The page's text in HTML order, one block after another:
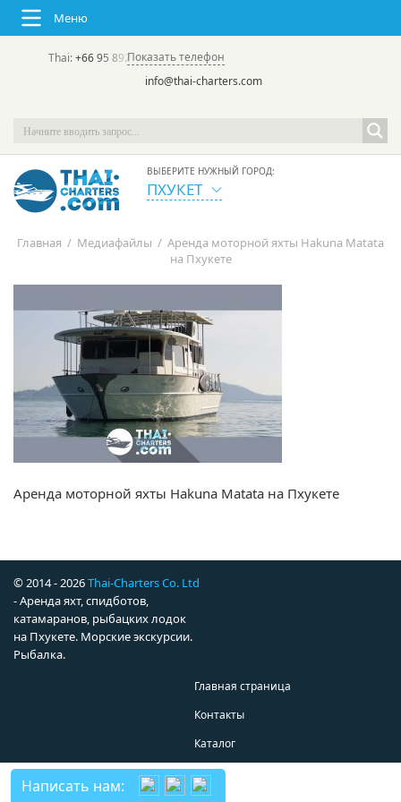
Меню
Thai:+66 95 892 7646(rus/eng) | в России:
Показать телефон
info@thai-charters.com
ВЫБЕРИТЕ НУЖНЫЙ ГОРОД:
ПХУКЕТ
Главная / Медиафайлы / Аренда моторной яхты Hakuna Matata
на Пхукете
Аренда моторной яхты Hakuna Matata на Пхукете
© 2014 - 2026Thai-Charters Co. Ltd
- Аренда яхт, спидботов,
катамаранов, рыбацких лодок
на Пхукете. Морские экскурсии.
Рыбалка.
Главная страница
Контакты
Каталог
Написать нам: